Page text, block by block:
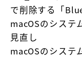
で削除する「
macOSのシステ
見直し
macOSのシス